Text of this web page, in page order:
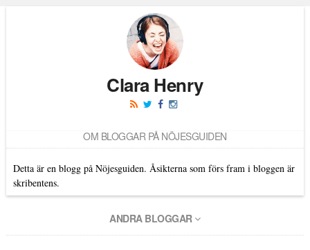
Clara Henry
OM BLOGGAR PÅ NÖJESGUIDEN
Detta är en blogg på Nöjesguiden. Åsikterna som förs fram i bloggen är
skribentens.
ANDRA BLOGGAR